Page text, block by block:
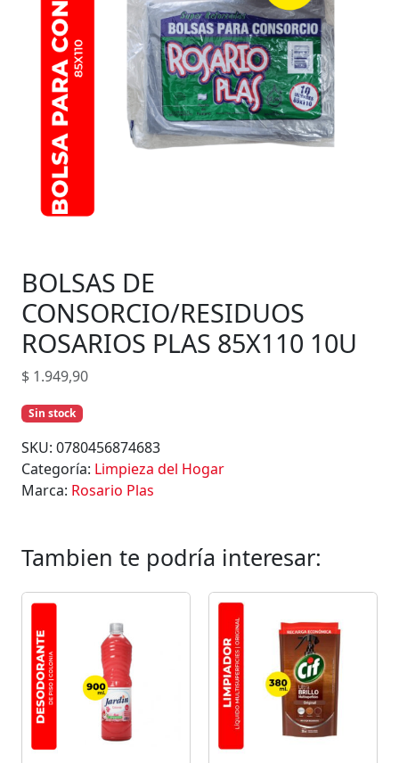
BOLSAS DE
CONSORCIO/RESIDUOS
ROSARIOS PLAS 85X110 10U
$ 1.949,90
Sin stock
SKU: 0780456874683
Categoría: Limpieza del Hogar
Marca: Rosario Plas
Tambien te podría interesar: